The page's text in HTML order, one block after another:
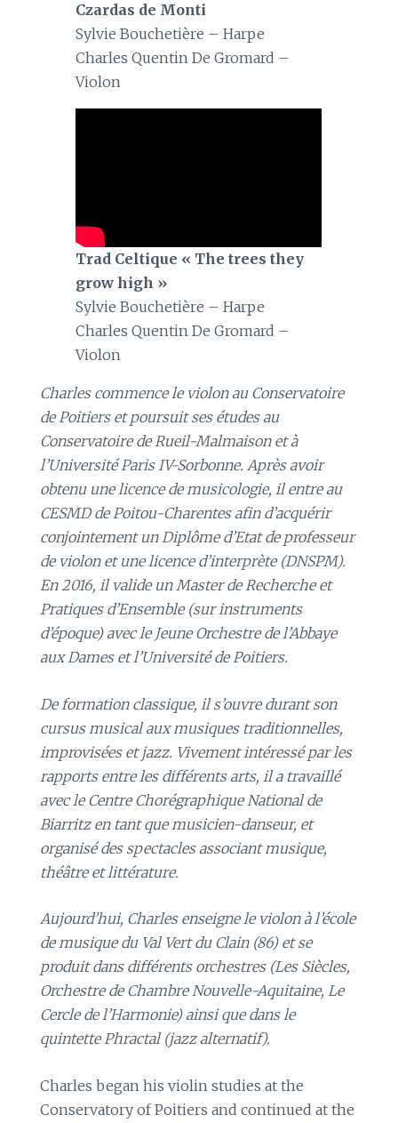
Czardas de Monti
Sylvie Bouchetière – Harpe
Charles Quentin De Gromard –
Violon
Trad Celtique « The trees they
grow high »
Sylvie Bouchetière – Harpe
Charles Quentin De Gromard –
Violon
Charles commence le violon au Conservatoire
de Poitiers et poursuit ses études au
Conservatoire de Rueil-Malmaison et à
l’Université Paris IV-Sorbonne. Après avoir
obtenu une licence de musicologie, il entre au
CESMD de Poitou-Charentes afin d’acquérir
conjointement un Diplôme d’Etat de professeur
de violon et une licence d’interprète (DNSPM).
En 2016, il valide un Master de Recherche et
Pratiques d’Ensemble (sur instruments
d’époque) avec le Jeune Orchestre de l’Abbaye
aux Dames et l’Université de Poitiers.
De formation classique, il s’ouvre durant son
cursus musical aux musiques traditionnelles,
improvisées et jazz. Vivement intéressé par les
rapports entre les différents arts, il a travaillé
avec le Centre Chorégraphique National de
Biarritz en tant que musicien-danseur, et
organisé des spectacles associant musique,
théâtre et littérature.
Aujourd’hui, Charles enseigne le violon à l’école
de musique du Val Vert du Clain (86) et se
produit dans différents orchestres (Les Siècles,
Orchestre de Chambre Nouvelle-Aquitaine, Le
Cercle de l’Harmonie) ainsi que dans le
quintette Phractal (jazz alternatif).
Charles began his violin studies at the
Conservatory of Poitiers and continued at the